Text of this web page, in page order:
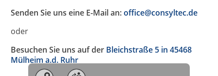
Senden Sie uns eine E-Mail an:office@consyltec.de
oder
Besuchen Sie uns auf der Bleichstraße 5 in 45468
Mülheim a.d. Ruhr